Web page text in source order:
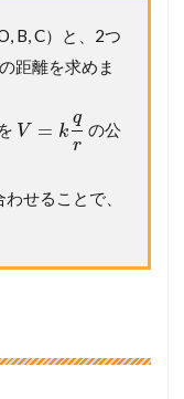
B, C）と、2つ
距離を求めま
V = k
q
r
の公
せることで、